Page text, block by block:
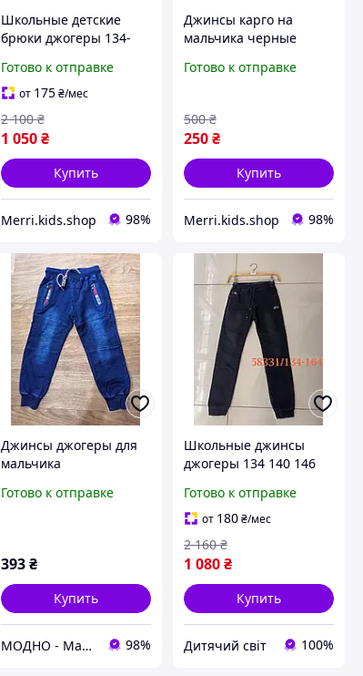
Школьные детские
брюки джогеры 134-
мальчика черные
подростковые джинсы
школу
Готово к отправке
от 175 ₴/мес
1 050 ₴
2 100 ₴
Купить
Merri.kids.shop 98%
Джинсы карго на
мальчика черные
см брюки джинсовые
Готово к отправке
250₴
500 ₴
Купить
Merri.kids.shop 98%
Джинсы джогеры для
мальчика
Готово к отправке
393 ₴
Купить
МОДНО - Магазин детской и женской одежды и обуви 98%
Школьные джинсы
джогеры 134 140 146
на мальчика подростка
теплые стильные
джинсовые брюки на
резинке
Готово к отправке
от 180₴/мес
1 080₴
2 160 ₴
Купить
Дитячий світ 100%